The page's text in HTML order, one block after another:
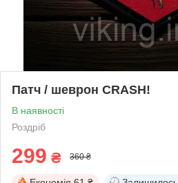
Патч / шеврон CRASH!
В наявності
Роздріб
299 ₴ 360 ₴